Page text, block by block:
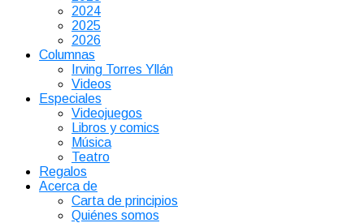
2024
2025
2026
Columnas
Irving Torres Yllán
Videos
Especiales
Videojuegos
Libros y comics
Música
Teatro
Regalos
Acerca de
Carta de principios
Quiénes somos